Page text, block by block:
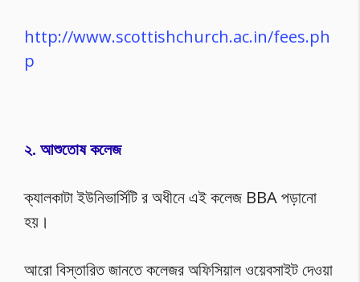
http://www.scottishchurch.ac.in/fees.ph
p
২. আশুতোষ কলেজ
ক্যালকাটা ইউনিভার্সিটি র অধীনে এই কলেজ BBA পড়ানো
হয়।
আরো বিস্তারিত জানতে কলেজর অফিসিয়াল ওয়েবসাইট দেওয়া